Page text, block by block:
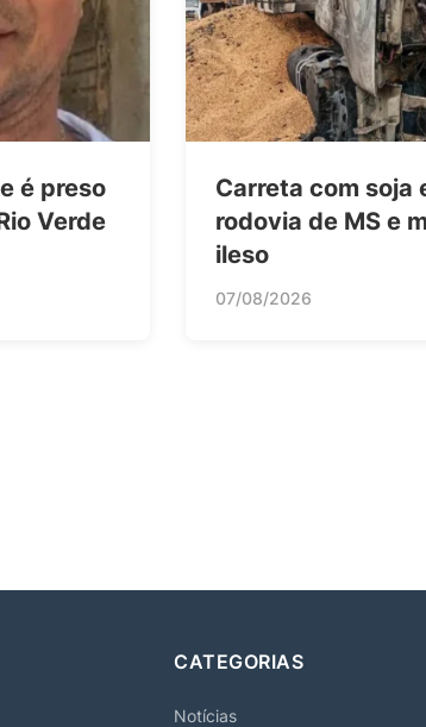
é preso
Verde
Carreta com soja
rodovia de MS e
ileso
07/08/2026
CATEGORIAS
Notícias